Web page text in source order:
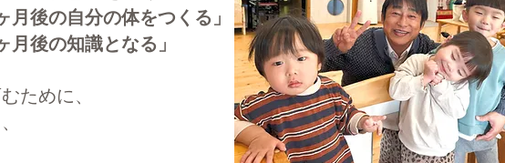
月後の自分の体をつくる」
月後の知識となる」
ために、